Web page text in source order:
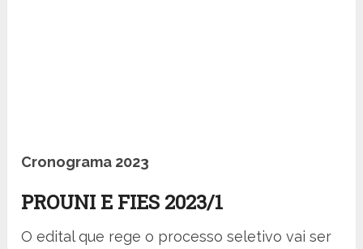
Cronograma 2023
PROUNI E FIES 2023/1
O edital que rege o processo seletivo vai ser